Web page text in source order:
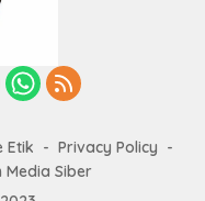
Etik
Privacy Policy
Media Siber